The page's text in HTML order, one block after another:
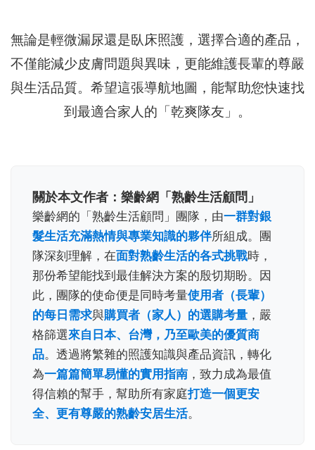
無論是輕微漏尿還是臥床照護，選擇合適的產品，
不僅能減少皮膚問題與異味，更能維護長輩的尊嚴
與生活品質。希望這張導航地圖，能幫助您快速找
到最適合家人的「乾爽隊友」。
關於本文作者：樂齡網「熟齡生活顧問」
樂齡網的「熟齡生活顧問」團隊，由一群對銀
髮生活充滿熱情與專業知識的夥伴所組成。團
隊深刻理解，在面對熟齡生活的各式挑戰時，
那份希望能找到最佳解決方案的殷切期盼。因
此，團隊的使命便是同時考量使用者（長輩）
的每日需求與購買者（家人）的選購考量 ，嚴
格篩選來自日本、台灣，乃至歐美的優質商
品。透過將繁雜的照護知識與產品資訊，轉化
為一篇篇簡單易懂的實用指南 ，致力成為最值
得信賴的幫手，幫助所有家庭打造一個更安
全、更有尊嚴的熟齡安居生活。